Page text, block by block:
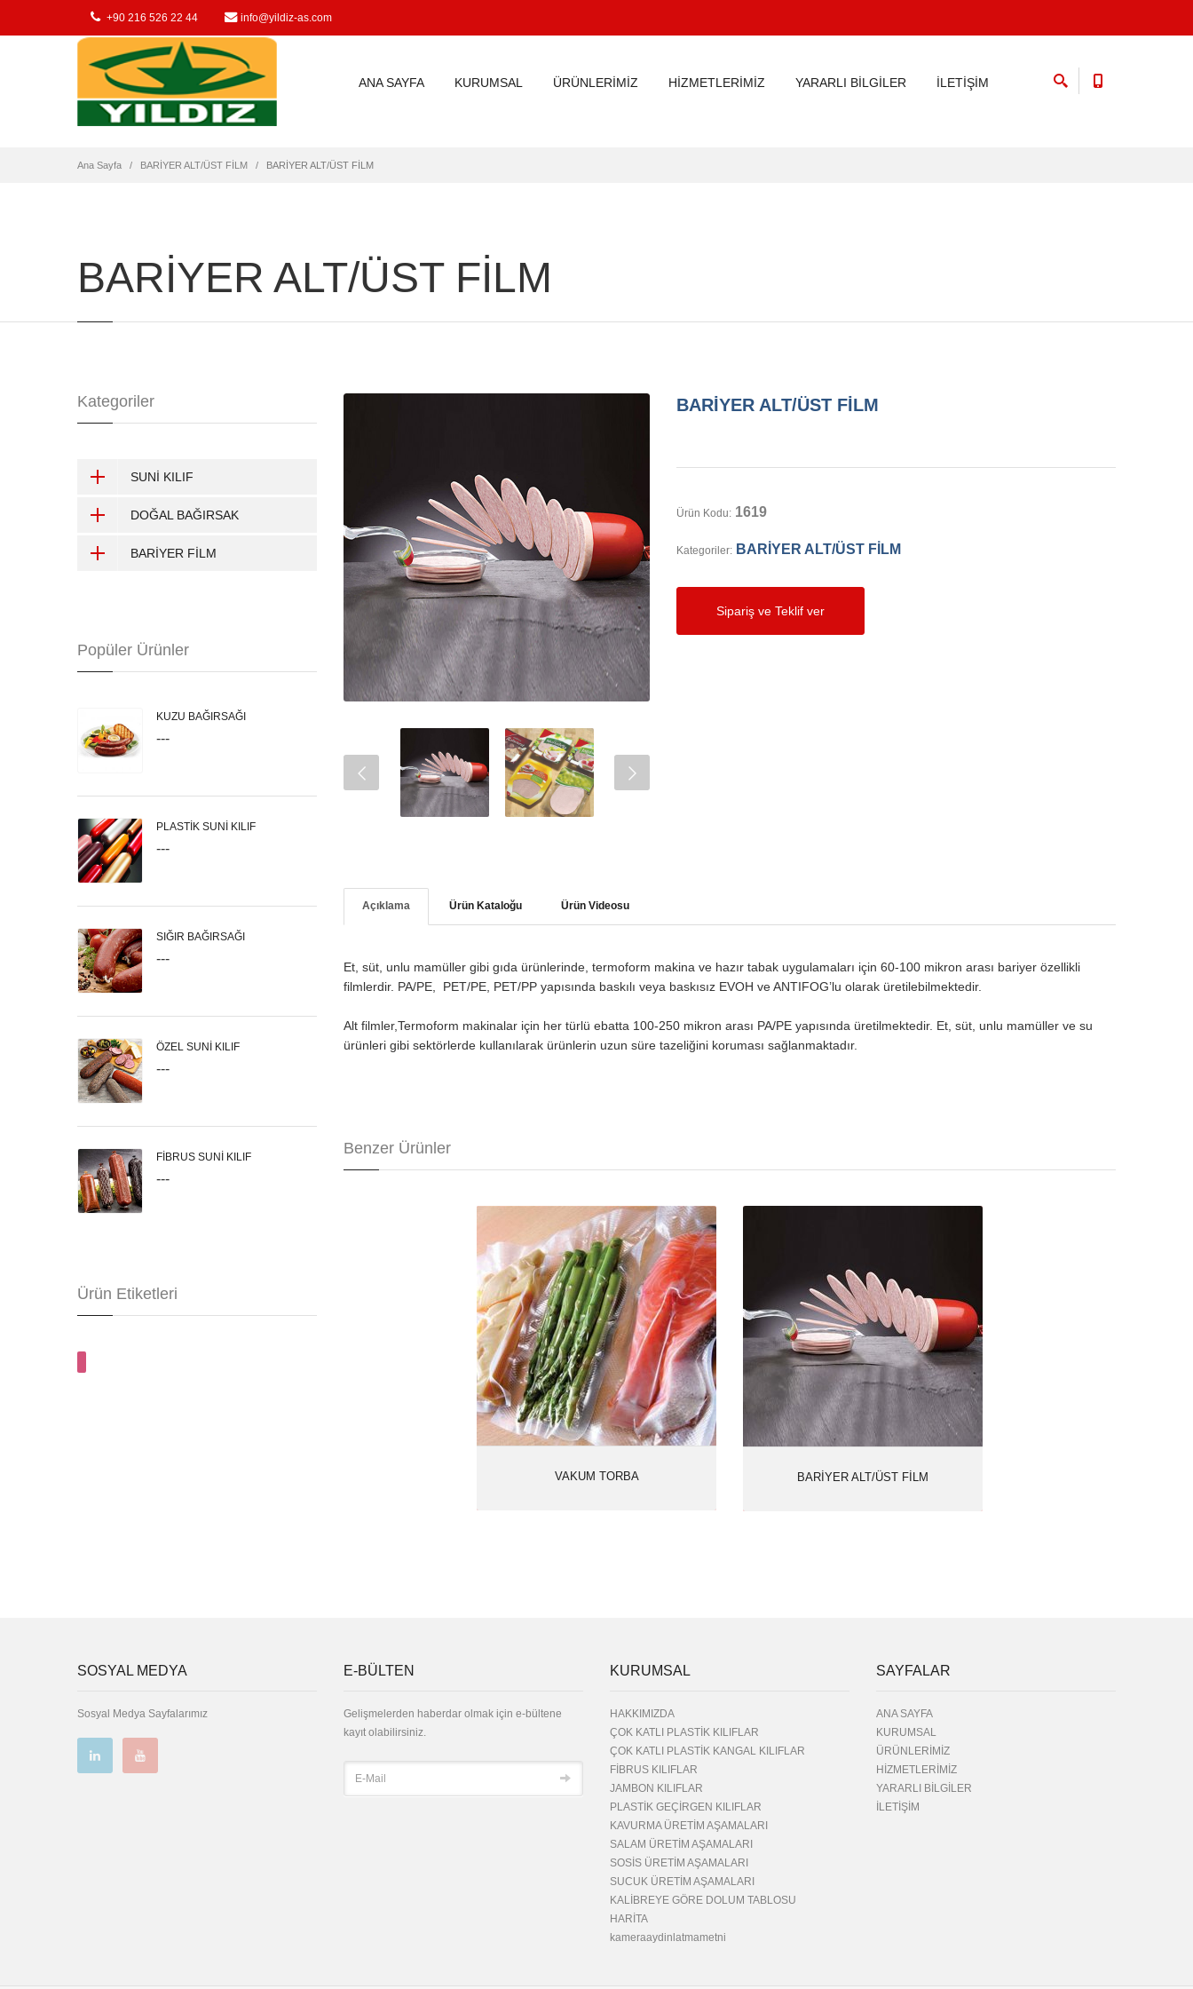
suni bagırsak, sucuk, salam, jambon, artificial casing,
+90 216 526 22 44 info@yildiz-as.com
ANA SAYFA KURUMSAL ÜRÜNLERİMİZ HİZMETLERİMİZ YARARLI BİLGİLER İLETİŞİM
Ana Sayfa BARİYER ALT/ÜST FİLM BARİYER ALT/ÜST FİLM
BARİYER ALT/ÜST FİLM
BARİYER ALT/ÜST FİLM
Ürün Kodu: 1619
Kategoriler: BARİYER ALT/ÜST FİLM
Sipariş ve Teklif ver
Açıklama Ürün Kataloğu Ürün Videosu
Et, süt, unlu mamüller gibi gıda ürünlerinde, termoform makina ve hazır tabak uygulamaları için 60-100 mikron arası bariyer özellikli
filmlerdir. PA/PE, PET/PE, PET/PP yapısında baskılı veya baskısız EVOH ve ANTIFOG’lu olarak üretilebilmektedir.
Alt filmler,Termoform makinalar için her türlü ebatta 100-250 mikron arası PA/PE yapısında üretilmektedir. Et, süt, unlu mamüller ve su
ürünleri gibi sektörlerde kullanılarak ürünlerin uzun süre tazeliğini koruması sağlanmaktadır.
Benzer Ürünler
VAKUM TORBA
VAKUM TORBA
Ürün Kodu: 1620
Kategoriler:
VAKUM
TORBA
BARİYER ALT/ÜST FİLM
Kategoriler:
BARİYER
ALT/ÜST FİLM
Kategoriler
SUNİ KILIF
DOĞAL BAĞIRSAK
BARİYER FİLM
Popüler Ürünler
KUZU BAĞIRSAĞI
---
PLASTİK SUNİ KILIF
---
SIĞIR BAĞIRSAĞI
---
ÖZEL SUNİ KILIF
---
FİBRUS SUNİ KILIF
---
Ürün Etiketleri
SOSYAL MEDYA
Sosyal Medya Sayfalarımız
E-BÜLTEN
Gelişmelerden haberdar olmak için e-bültene
kayıt olabilirsiniz.
KURUMSAL
HAKKIMIZDA
ÇOK KATLI PLASTİK KILIFLAR
ÇOK KATLI PLASTİK KANGAL KILIFLAR
FİBRUS KILIFLAR
JAMBON KILIFLAR
PLASTİK GEÇİRGEN KILIFLAR
KAVURMA ÜRETİM AŞAMALARI
SALAM ÜRETİM AŞAMALARI
SOSİS ÜRETİM AŞAMALARI
SUCUK ÜRETİM AŞAMALARI
KALİBREYE GÖRE DOLUM TABLOSU
HARİTA
kameraaydinlatmametni
SAYFALAR
ANA SAYFA
KURUMSAL
ÜRÜNLERİMİZ
HİZMETLERİMİZ
YARARLI BİLGİLER
İLETİŞİM